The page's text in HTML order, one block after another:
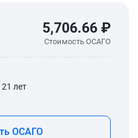
5,706.66 ₽
Стоимость ОСАГО
лет
ОСАГО